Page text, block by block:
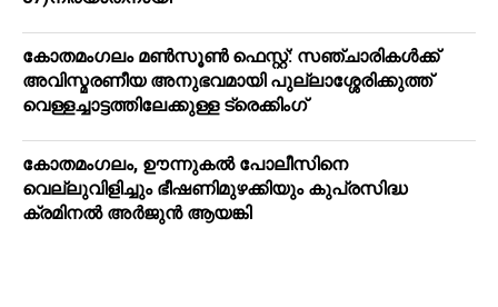
കോതമംഗലം മൺസൂൺ ഫെസ്റ്റ്: സഞ്ചാരികൾക്ക്
അവിസ്മരണീയ അനുഭവമായി പുല്ലാശ്ശേരിക്കുത്ത്
വെള്ളച്ചാട്ടത്തിലേക്കുള്ള ട്രെക്കിംഗ്
കോതമംഗലം, ഊന്നുകൽ പോലീസിനെ
വെല്ലുവിളിച്ചും ഭീഷണിമുഴക്കിയും കുപ്രസിദ്ധ
ക്രമിനല്‍ അര്‍ജുന്‍ ആയങ്കി